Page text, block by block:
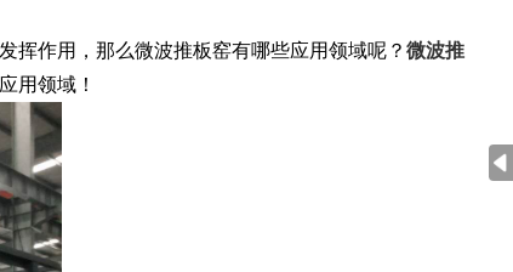
作用，那么微波推板窑有哪些应用领域呢？ 微波推
用领域！